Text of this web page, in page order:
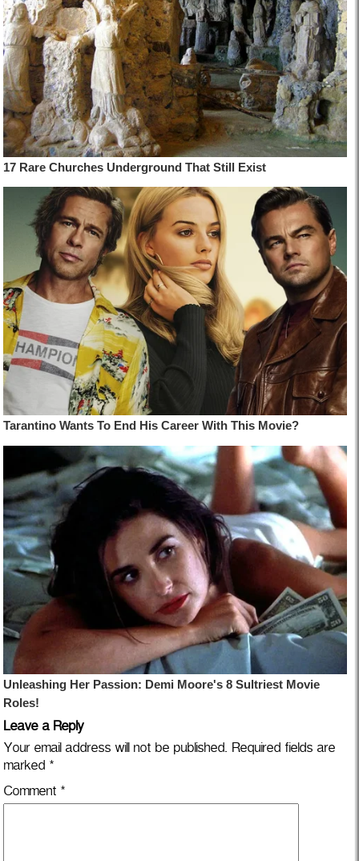
Leave a Reply
Your email address will not be published. Required fields are
marked *
Comment *